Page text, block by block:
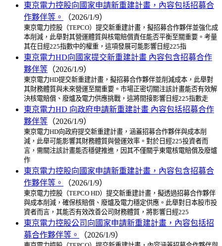
東京電力控股向國家申請新重建計畫，內容包括招募合
作夥伴等。
（2026/1/9）
東京電力控股（TEPCO）提交新重建計畫，擬招募合作夥伴並強化成
本削減，此舉對其營運體質與核電賠償責任能否平衡至關重要。考量
其在日經225指數中的權重，這項發展可能影響日經225指
東京電力HD向國家提交新重建計畫 內容包含招募合作
夥伴等 （2026/1/9）
東京電力HD提交新重建計畫，擬招募合作夥伴並削減成本，此舉對
其財務體質與未來營運至關重要。市場正密切關注該計畫能否有效解
決核電賠償、廢爐及電力供應挑戰，這將間接影響日經225指數走
東京電力HD 向政府申請新重建計畫 內容包括招募合作
夥伴等 （2026/1/9）
東京電力HD向政府提交新重建計畫，涵蓋招募合作夥伴與成本削
減，此舉可能影響其財務體質與營運效率。對於日經225投資者而
言，需關注該計畫能否穩健推進，因其不僅關乎東電核電賠償及廢爐
作
東京電力控股向國家申請新重建計畫，內容包含招募合
作夥伴等。
（2026/1/9）
東京電力控股（TEPCO HD）提交新重建計畫，擬透過招募合作夥伴
與成本削減，確保核賠償、廢爐及電力穩定供應。此舉對日本股市投
資者而言，其能否有效改善公司財務體質，將影響日經225
東京電力控股公司向國家申請新重建計畫，內容包括招
募合作夥伴等。
（2026/1/9）